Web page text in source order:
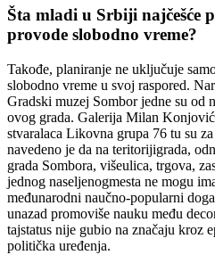
Šta mladi u Srbiji najčešće
provode slobodno vreme?
Takođe, planiranje ne uključuje
slobodno vreme u svoj raspored.
Gradski muzej Sombor jedne su od
ovog grada. Galerija Milan
stvaralaca Likovna grupa 76 tu su
navedeno je da na teritorijigrada,
grada Sombora, višeulica, trgova,
jednog naseljenogmesta ne mogu
međunarodni naučno-popularni
unazad promoviše nauku među
tajstatus nije gubio na značaju kroz
politička uređenja.